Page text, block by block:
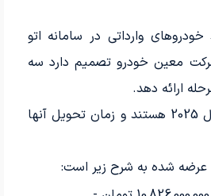
وارداتی در سامانه اتو
معین خودرو تصمیم دارد سه
ارائه دهد.
این خودروها تولید سال 2025 هستند و زمان تحویل آنها
عرضه شده به شرح زیر است: